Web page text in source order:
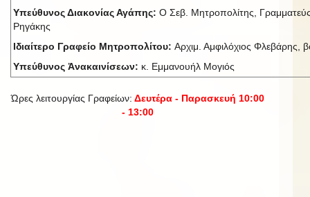
Υπεύθυνος Διακονίας Αγάπης: Ο Σεβ. Μητροπολίτης,
Ρηγάκης
Ιδιαίτερο Γραφείο Μητροπολίτου: Αρχιμ. Αμφιλόχιος Φλεβάρης,
Υπεύθυνος Ἀνακαινίσεων: κ. Εμμανουήλ Μογιός
Ώρες λειτουργίας Γραφείων: Δευτέρα - Παρασκευή 10:00
- 13:00